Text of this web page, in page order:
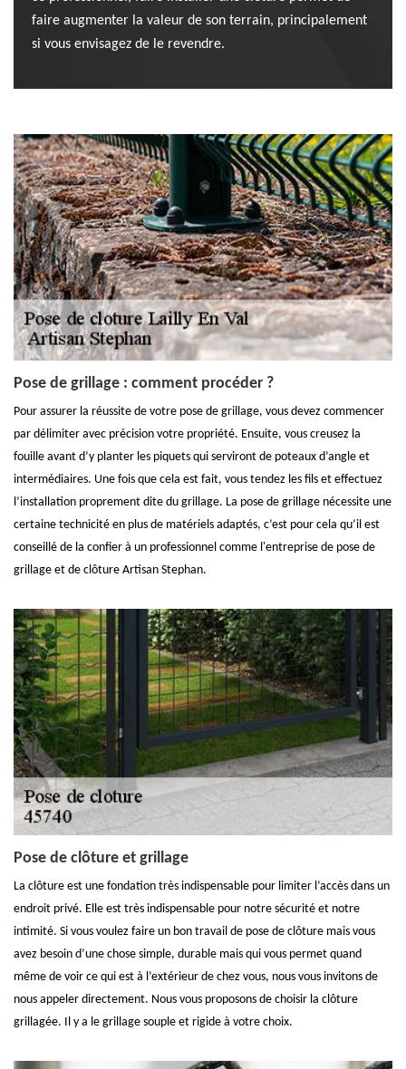
faire augmenter la valeur de son terrain, principalement
si vous envisagez de le revendre.
Pose de grillage : comment procéder ?
Pour assurer la réussite de votre pose de grillage, vous devez commencer
par délimiter avec précision votre propriété. Ensuite, vous creusez la
fouille avant d’y planter les piquets qui serviront de poteaux d’angle et
intermédiaires. Une fois que cela est fait, vous tendez les fils et effectuez
l’installation proprement dite du grillage. La pose de grillage nécessite une
certaine technicité en plus de matériels adaptés, c’est pour cela qu’il est
conseillé de la confier à un professionnel comme l'entreprise de pose de
grillage et de clôture Artisan Stephan.
Pose de clôture et grillage
La clôture est une fondation très indispensable pour limiter l’accès dans un
endroit privé. Elle est très indispensable pour notre sécurité et notre
intimité. Si vous voulez faire un bon travail de pose de clôture mais vous
avez besoin d’une chose simple, durable mais qui vous permet quand
même de voir ce qui est à l’extérieur de chez vous, nous vous invitons de
nous appeler directement. Nous vous proposons de choisir la clôture
grillagée. Il y a le grillage souple et rigide à votre choix.